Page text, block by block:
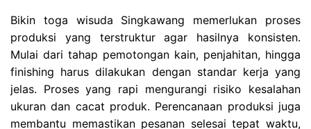
Bikin toga wisuda Singkawang memerlukan proses
produksi yang terstruktur agar hasilnya konsisten.
Mulai dari tahap pemotongan kain, penjahitan, hingga
finishing harus dilakukan dengan standar kerja yang
jelas. Proses yang rapi mengurangi risiko kesalahan
ukuran dan cacat produk. Perencanaan produksi juga
membantu memastikan pesanan selesai tepat waktu,